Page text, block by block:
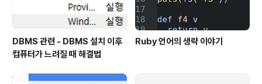
DBMS 관련 - DBMS 설치 이후
컴퓨터가 느려질 때 해결법
Ruby 언어의 생략 이야기